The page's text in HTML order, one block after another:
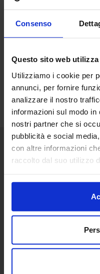
Consenso
Questo sito web
Utilizziamo i cookie per
annunci, per fornire
analizzare il nostro
informazioni sul modo
nostri partner che si
pubblicità e social
con altre informazioni
raccolto dal suo utilizzo
+